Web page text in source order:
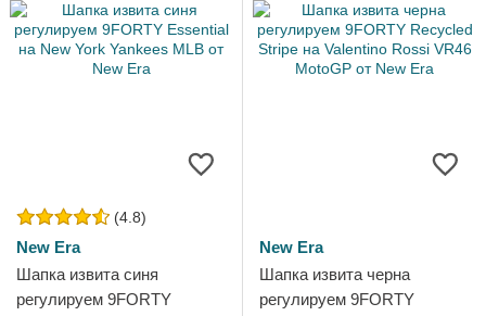
(4.8)
New Era
Шапка извита синя
регулируем 9FORTY
New Era
Шапка извита черна
регулируем 9FORTY